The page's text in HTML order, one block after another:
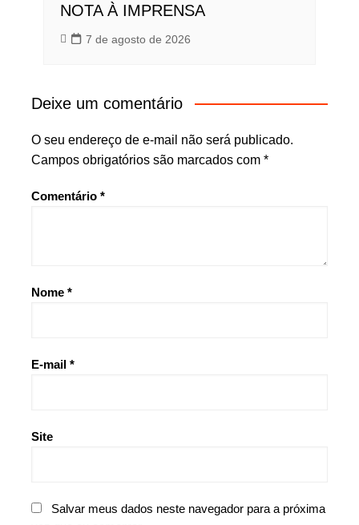
NOTA À IMPRENSA
7 de agosto de 2026
Deixe um comentário
O seu endereço de e-mail não será publicado.
Campos obrigatórios são marcados com *
Comentário *
Nome *
E-mail *
Site
Salvar meus dados neste navegador para a próxima